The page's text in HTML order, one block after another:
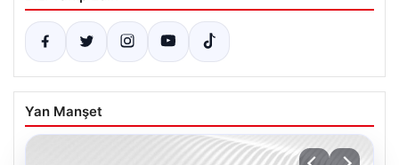
Yan Manşet